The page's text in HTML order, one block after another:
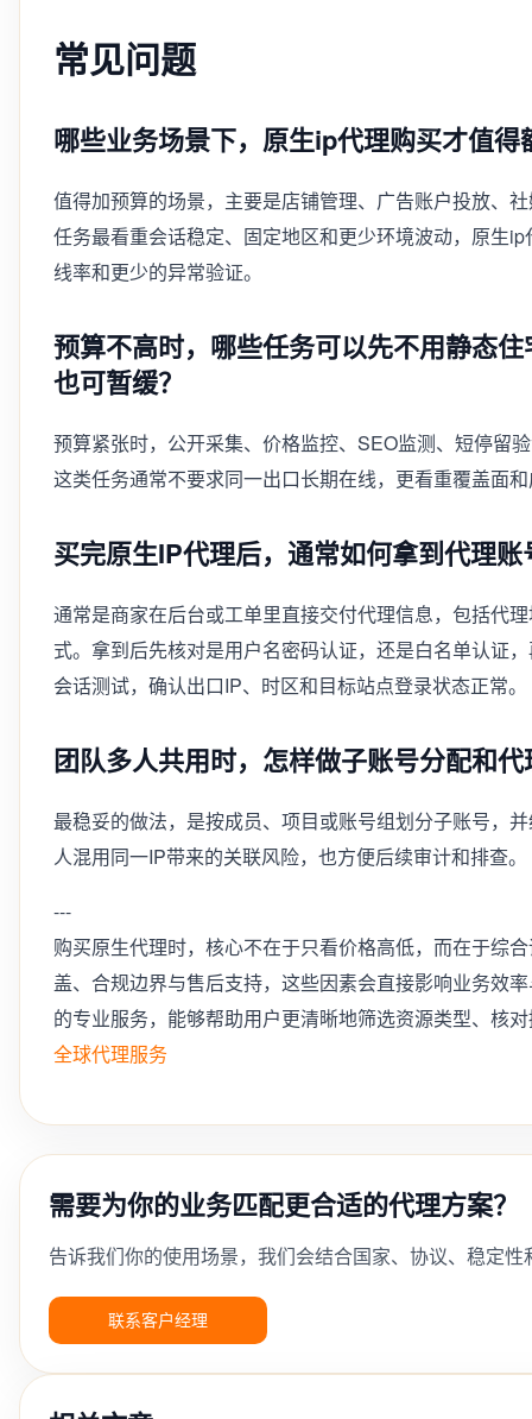
常见问题
哪些业务场景下，原生ip代理购买才值得
值得加预算的场景，主要是店铺管理、广告账户投放、
任务最看重会话稳定、固定地区和更少环境波动，原生
线率和更少的异常验证。
预算不高时，哪些任务可以先不用静态
也可暂缓？
预算紧张时，公开采集、价格监控、SEO监测、短停留
这类任务通常不要求同一出口长期在线，更看重覆盖面
买完原生IP代理后，通常如何拿到代理
通常是商家在后台或工单里直接交付代理信息，包括代
式。拿到后先核对是用户名密码认证，还是白名单认证
会话测试，确认出口IP、时区和目标站点登录状态正常。
团队多人共用时，怎样做子账号分配和
最稳妥的做法，是按成员、项目或账号组划分子账号，
人混用同一IP带来的关联风险，也方便后续审计和排查。
---
购买原生代理时，核心不在于只看价格高低，而在于综
盖、合规边界与售后支持，这些因素会直接影响业务效
的专业服务，能够帮助用户更清晰地筛选资源类型、核
全球代理服务
需要为你的业务匹配更合适的代理方案？
告诉我们你的使用场景，我们会结合国家、协议、稳定
联系客户经理